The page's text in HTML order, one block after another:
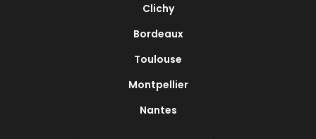
Clichy
Bordeaux
Toulouse
Montpellier
Nantes